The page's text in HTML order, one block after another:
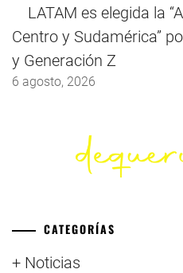
LATAM es elegida la
Centro y Sudamérica”
y Generación Z
6 agosto, 2026
CATEGORÍAS
+ Noticias